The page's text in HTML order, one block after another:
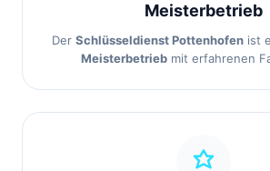
Meisterbetrieb
Der Schlüsseldienst Pottenhofen ist
Meisterbetrieb mit erfahrenen